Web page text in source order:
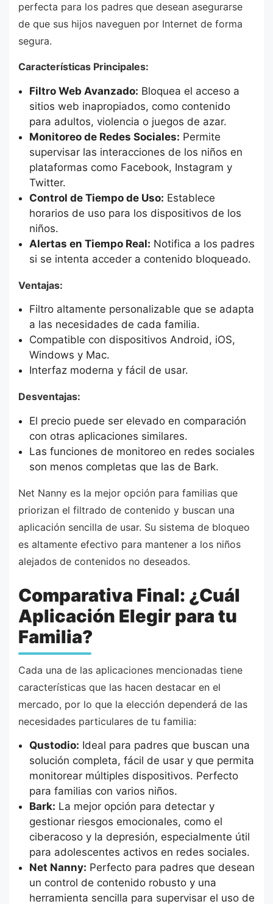
perfecta para los padres que desean asegurarse
de que sus hijos naveguen por Internet de forma
segura.
Características Principales:
Filtro Web Avanzado: Bloquea el acceso a
sitios web inapropiados, como contenido
para adultos, violencia o juegos de azar.
Monitoreo de Redes Sociales: Permite
supervisar las interacciones de los niños en
plataformas como Facebook, Instagram y
Twitter.
Control de Tiempo de Uso: Establece
horarios de uso para los dispositivos de los
niños.
Alertas en Tiempo Real: Notifica a los padres
si se intenta acceder a contenido bloqueado.
Ventajas:
Filtro altamente personalizable que se adapta
a las necesidades de cada familia.
Compatible con dispositivos Android, iOS,
Windows y Mac.
Interfaz moderna y fácil de usar.
Desventajas:
El precio puede ser elevado en comparación
con otras aplicaciones similares.
Las funciones de monitoreo en redes sociales
son menos completas que las de Bark.
Net Nanny es la mejor opción para familias que
priorizan el filtrado de contenido y buscan una
aplicación sencilla de usar. Su sistema de bloqueo
es altamente efectivo para mantener a los niños
alejados de contenidos no deseados.
Comparativa Final: ¿Cuál
Aplicación Elegir para tu
Familia?
Cada una de las aplicaciones mencionadas tiene
características que las hacen destacar en el
mercado, por lo que la elección dependerá de las
necesidades particulares de tu familia:
Qustodio: Ideal para padres que buscan una
solución completa, fácil de usar y que permita
monitorear múltiples dispositivos. Perfecto
para familias con varios niños.
Bark: La mejor opción para detectar y
gestionar riesgos emocionales, como el
ciberacoso y la depresión, especialmente útil
para adolescentes activos en redes sociales.
Net Nanny: Perfecto para padres que desean
un control de contenido robusto y una
herramienta sencilla para supervisar el uso de